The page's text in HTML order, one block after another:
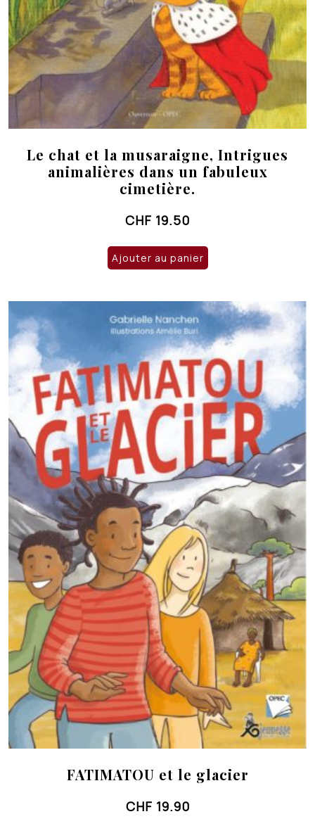
Le chat et la musaraigne, Intrigues
animalières dans un fabuleux
cimetière.
CHF 19.50
Ajouter au panier
FATIMATOU et le glacier
CHF 19.90